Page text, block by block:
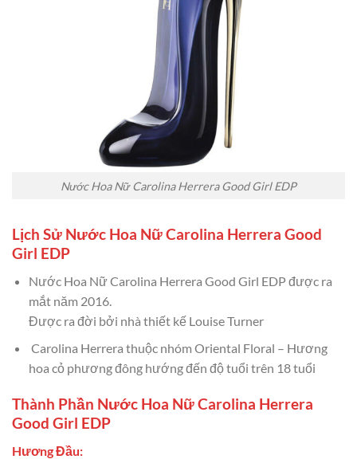
Nước Hoa Nữ Carolina Herrera Good Girl EDP
Lịch Sử Nước Hoa Nữ Carolina Herrera Good
Girl EDP
Nước Hoa Nữ Carolina Herrera Good Girl EDP được ra
mắt năm 2016.
Được ra đời bởi nhà thiết kế Louise Turner
Carolina Herrera thuộc nhóm Oriental Floral – Hương
hoa cỏ phương đông hướng đến độ tuổi trên 18 tuổi
Thành Phần Nước Hoa Nữ Carolina Herrera
Good Girl EDP
Hương Đầu: